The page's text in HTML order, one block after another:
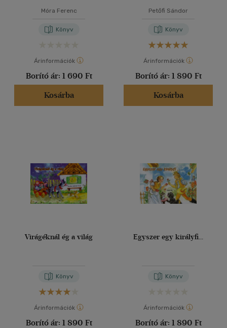
Móra Ferenc
Könyv
Árinformációk
Borító ár: 1 690 Ft
Kosárba
Petőfi Sándor
Könyv
Árinformációk
Borító ár: 1 890 Ft
Kosárba
Virágéknál ég a világ
Könyv
Árinformációk
Borító ár: 1 890 Ft
Egyszer egy királyfi...
Könyv
Árinformációk
Borító ár: 1 890 Ft